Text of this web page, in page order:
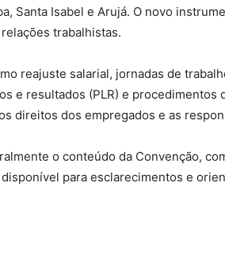
Santa Isabel e Arujá. O novo
trabalhistas.
reajuste salarial, jornadas de
e resultados (PLR) e
direitos dos empregados e as
o conteúdo da Convenção,
para esclarecimentos e